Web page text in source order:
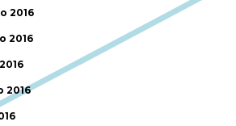
2016
2016
2016